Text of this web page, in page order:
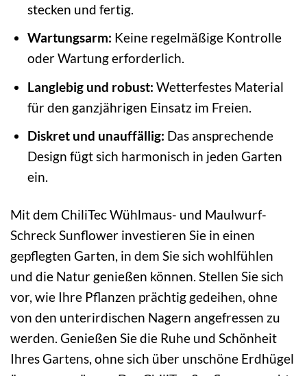
stecken und fertig.
Wartungsarm: Keine regelmäßige Kontrolle
oder Wartung erforderlich.
Langlebig und robust: Wetterfestes Material
für den ganzjährigen Einsatz im Freien.
Diskret und unauffällig: Das ansprechende
Design fügt sich harmonisch in jeden Garten
ein.
Mit dem ChiliTec Wühlmaus- und Maulwurf-
Schreck Sunflower investieren Sie in einen
gepflegten Garten, in dem Sie sich wohlfühlen
und die Natur genießen können. Stellen Sie sich
vor, wie Ihre Pflanzen prächtig gedeihen, ohne
von den unterirdischen Nagern angefressen zu
werden. Genießen Sie die Ruhe und Schönheit
Ihres Gartens, ohne sich über unschöne Erdhügel